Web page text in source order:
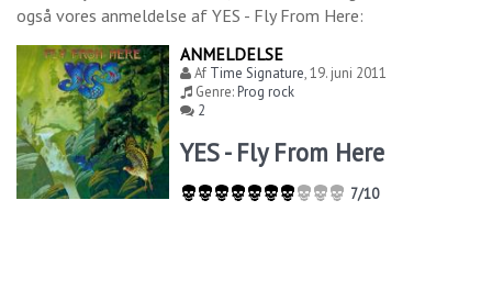
også vores anmeldelse af YES - Fly From Here:
ANMELDELSE
Af Time Signature,19. juni 2011
Genre:Prog rock
2
YES - Fly From Here
7/10